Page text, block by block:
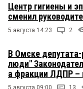
Центр гигиены и
сменил
5 августа 14:23 2
В Омске
люди"
а фракции ЛДПР –
5 августа 09:00 13